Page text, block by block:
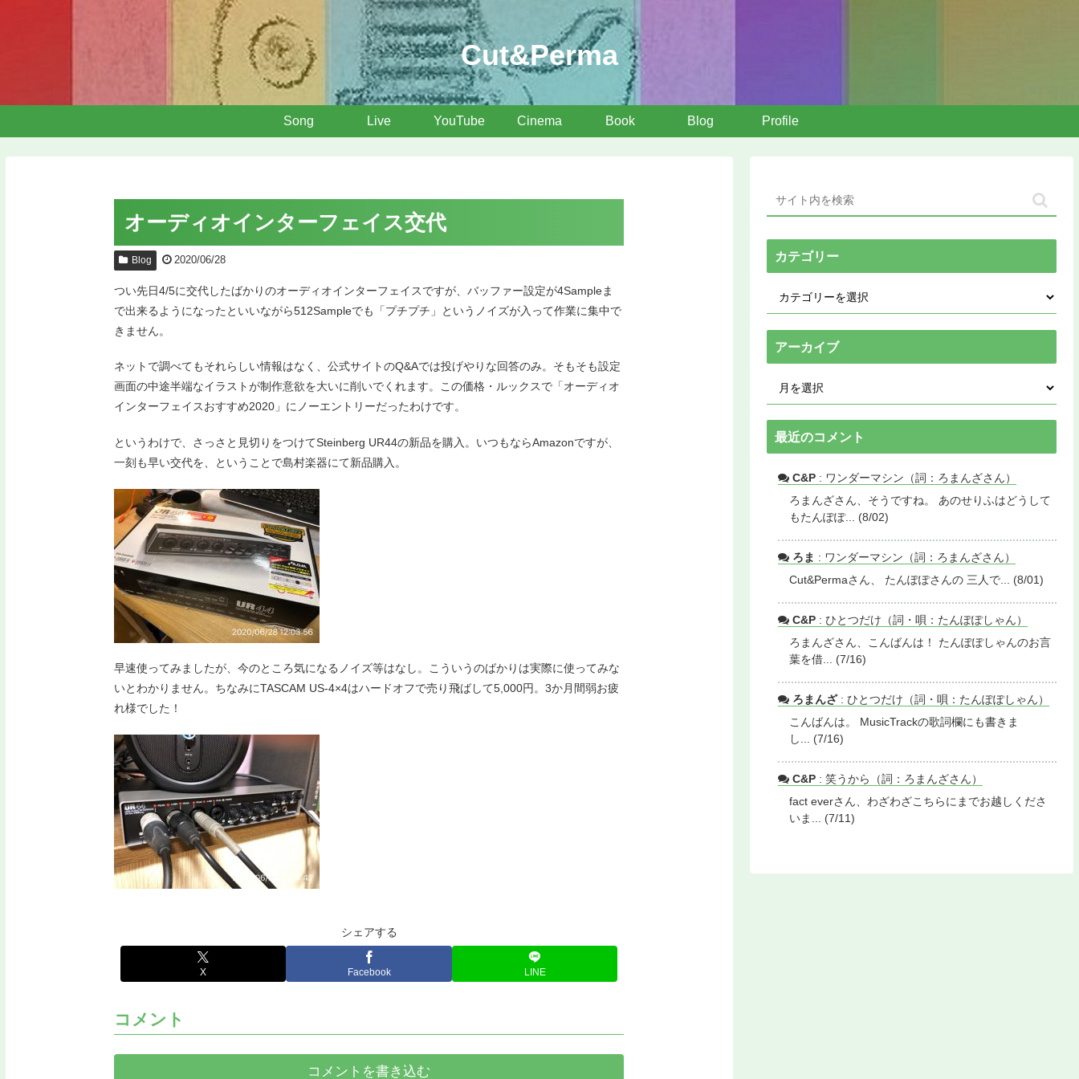
Cut&Perma
Song Live YouTube Cinema Book Blog Profile
オーディオインターフェイス交代
Blog 2020/06/28
つい先日4/5に交代したばかりのオーディオインターフェイスですが、バッファー設定が4Sampleま
で出来るようになったといいながら512Sampleでも「プチプチ」というノイズが入って作業に集中で
きません。
ネットで調べてもそれらしい情報はなく、公式サイトのQ&Aでは投げやりな回答のみ。そもそも設定
画面の中途半端なイラストが制作意欲を大いに削いでくれます。この価格・ルックスで「オーディオ
インターフェイスおすすめ2020」にノーエントリーだったわけです。
というわけで、さっさと見切りをつけてSteinberg UR44の新品を購入。いつもならAmazonですが、
一刻も早い交代を、ということで島村楽器にて新品購入。
早速使ってみましたが、今のところ気になるノイズ等はなし。こういうのばかりは実際に使ってみな
いとわかりません。ちなみにTASCAM US-4×4はハードオフで売り飛ばして5,000円。3か月間弱お疲
れ様でした！
シェアする
X Facebook LINE
コメント
コメントを書き込む
カテゴリー
アーカイブ
最近のコメント
C&P : ワンダーマシン（詞：ろまんざさん）
ろまんざさん、そうですね。 あのせりふはどうして
もたんぽぽ... (8/02)
ろま : ワンダーマシン（詞：ろまんざさん）
Cut&Permaさん、 たんぽぽさんの 三人で... (8/01)
C&P : ひとつだけ（詞・唄：たんぽぽしゃん）
ろまんざさん、こんばんは！ たんぽぽしゃんのお言
葉を借... (7/16)
ろまんざ: ひとつだけ（詞・唄：たんぽぽしゃん）
こんばんは。 MusicTrackの歌詞欄にも書きま
し... (7/16)
C&P : 笑うから（詞：ろまんざさん）
fact everさん、わざわざこちらにまでお越しくださ
いま... (7/11)